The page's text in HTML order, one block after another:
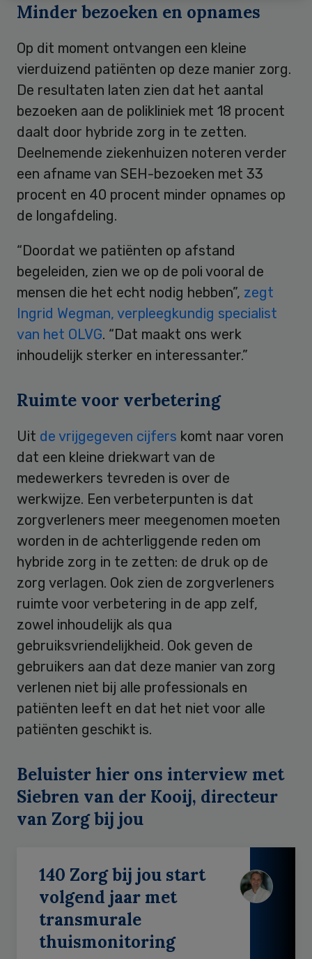
Minder bezoeken en opnames
Op dit moment ontvangen een kleine
vierduizend patiënten op deze manier zorg.
De resultaten laten zien dat het aantal
bezoeken aan de polikliniek met 18 procent
daalt door hybride zorg in te zetten.
Deelnemende ziekenhuizen noteren verder
een afname van SEH-bezoeken met 33
procent en 40 procent minder opnames op
de longafdeling.
“Doordat we patiënten op afstand
begeleiden, zien we op de poli vooral de
mensen die het echt nodig hebben”, zegt
Ingrid Wegman, verpleegkundig specialist
van het OLVG. “Dat maakt ons werk
inhoudelijk sterker en interessanter.”
Ruimte voor verbetering
Uit de vrijgegeven cijfers komt naar voren
dat een kleine driekwart van de
medewerkers tevreden is over de
werkwijze. Een verbeterpunten is dat
zorgverleners meer meegenomen moeten
worden in de achterliggende reden om
hybride zorg in te zetten: de druk op de
zorg verlagen. Ook zien de zorgverleners
ruimte voor verbetering in de app zelf,
zowel inhoudelijk als qua
gebruiksvriendelijkheid. Ook geven de
gebruikers aan dat deze manier van zorg
verlenen niet bij alle professionals en
patiënten leeft en dat het niet voor alle
patiënten geschikt is.
Beluister hier ons interview met
Siebren van der Kooij, directeur
van Zorg bij jou
140 Zorg bij jou start
volgend jaar met
transmurale
thuismonitoring